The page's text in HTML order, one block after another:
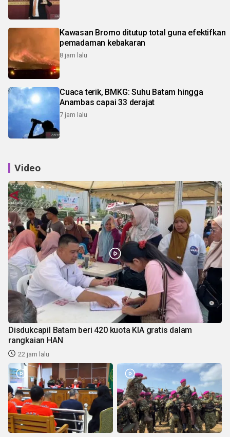
Kawasan Bromo ditutup total guna efektifkan
pemadaman kebakaran
8 jam lalu
Cuaca terik, BMKG: Suhu Batam hingga
Anambas capai 33 derajat
7 jam lalu
Video
Disdukcapil Batam beri 420 kuota KIA gratis dalam
rangkaian HAN
22 jam lalu